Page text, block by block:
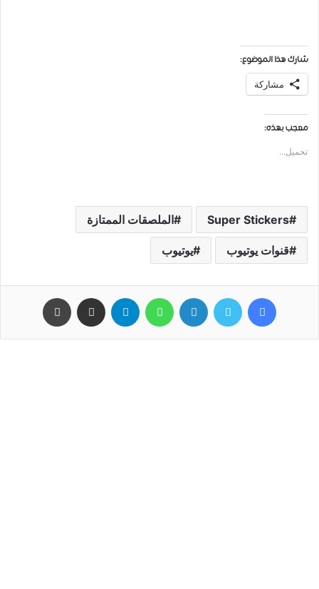
شارك هذا الموضوع:
مشاركة
معجب بهذه:
تحميل...
Super Stickers الملصقات الممتازة
قنوات يوتيوب يوتيوب
فيسبوك تويتر لينكدإن واتساب تيلقرام مشاركة عبر البريد